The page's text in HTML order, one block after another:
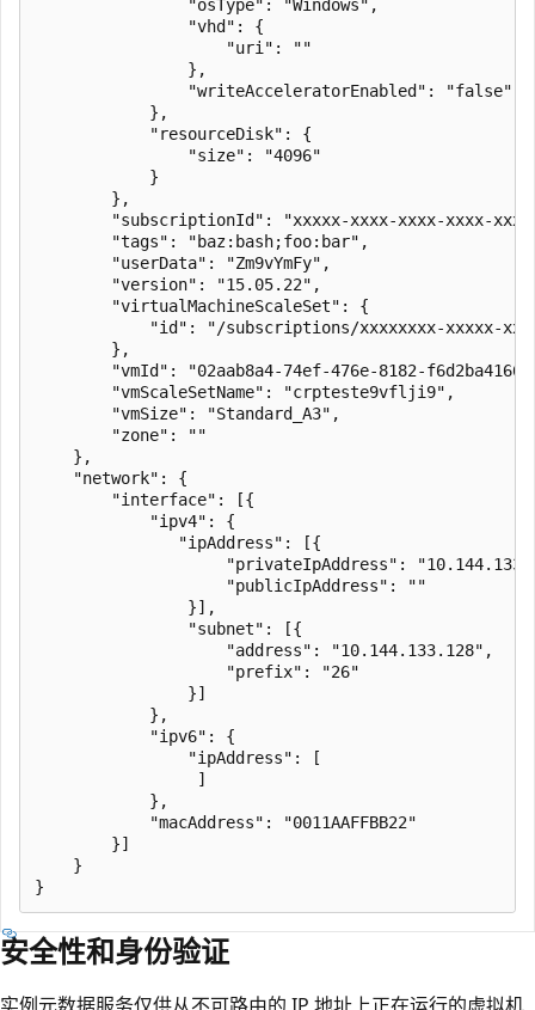
                "osType": "Windows",
                "vhd": {
                    "uri": ""
                },
                "writeAcceleratorEnabled": "false"
            },
            "resourceDisk": {
                "size": "4096"
            }
        },
"subscriptionId": "xxxxx-xxxx-xxxx-xxxx-
        "tags": "baz:bash;foo:bar",
        "userData": "Zm9vYmFy",
        "version": "15.05.22",
        "virtualMachineScaleSet": {
"id": "/subscriptions/xxxxxxxx-xxxxx-
        },
"vmId": "02aab8a4-74ef-476e-8182-
        "vmScaleSetName": "crpteste9vflji9",
        "vmSize": "Standard_A3",
        "zone": ""
    },
    "network": {
        "interface": [{
            "ipv4": {
               "ipAddress": [{
"privateIpAddress":
                    "publicIpAddress": ""
                }],
                "subnet": [{
                    "address": "10.144.133.128",
                    "prefix": "26"
                }]
            },
            "ipv6": {
                "ipAddress": [
                 ]
            },
            "macAddress": "0011AAFFBB22"
        }]
    }
安全性和身份验证
实例元数据服务仅供从不可路由的 IP 地址上正在运行的虚拟机